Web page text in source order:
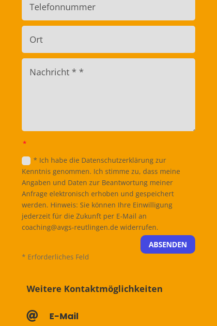
* Ich habe die Datenschutzerklärung zur
Kenntnis genommen. Ich stimme zu, dass meine
Angaben und Daten zur Beantwortung meiner
Anfrage elektronisch erhoben und gespeichert
werden. Hinweis: Sie können Ihre Einwilligung
jederzeit für die Zukunft per E-Mail an
coaching@avgs-reutlingen.de widerrufen.
ABSENDEN
* Erforderliches Feld
Weitere Kontaktmöglichkeiten
 E-Mail